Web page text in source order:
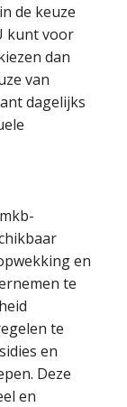
de keuze
kunt voor
dan
van
dagelijks
en
te
te
en
Deze
en